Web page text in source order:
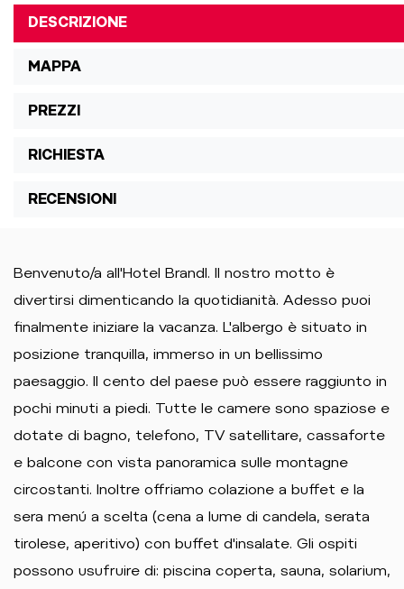
DESCRIZIONE
MAPPA
PREZZI
RICHIESTA
RECENSIONI
Benvenuto/a all'Hotel Brandl. Il nostro motto è
divertirsi dimenticando la quotidianità. Adesso puoi
finalmente iniziare la vacanza. L'albergo è situato in
posizione tranquilla, immerso in un bellissimo
paesaggio. Il cento del paese può essere raggiunto in
pochi minuti a piedi. Tutte le camere sono spaziose e
dotate di bagno, telefono, TV satellitare, cassaforte
e balcone con vista panoramica sulle montagne
circostanti. Inoltre offriamo colazione a buffet e la
sera menú a scelta (cena a lume di candela, serata
tirolese, aperitivo) con buffet d'insalate. Gli ospiti
possono usufruire di: piscina coperta, sauna, solarium,